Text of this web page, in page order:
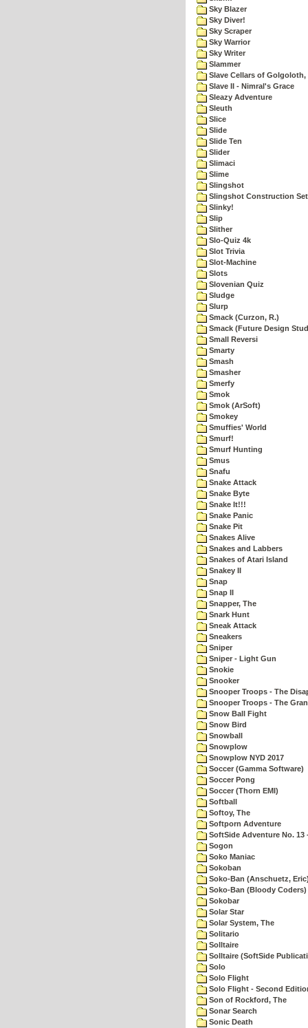
Sky Blazer
Sky Diver!
Sky Scraper
Sky Warrior
Sky Writer
Slammer
Slave Cellars of Golgoloth,
Slave II - Nimral's Grace
Sleazy Adventure
Sleuth
Slice
Slide
Slide Ten
Slider
Slimaci
Slime
Slingshot
Slingshot Construction Set
Slinky!
Slip
Slither
Slo-Quiz 4k
Slot Trivia
Slot-Machine
Slots
Slovenian Quiz
Sludge
Slurp
Smack (Curzon, R.)
Smack (Future Design
Small Reversi
Smarty
Smash
Smasher
Smerfy
Smok
Smok (ArSoft)
Smokey
Smuffies' World
Smurf!
Smurf Hunting
Smus
Snafu
Snake Attack
Snake Byte
Snake It!!!
Snake Panic
Snake Pit
Snakes Alive
Snakes and Labbers
Snakes of Atari Island
Snakey II
Snap
Snap II
Snapper, The
Snark Hunt
Sneak Attack
Sneakers
Sniper
Sniper - Light Gun
Snokie
Snooker
Snooper Troops - The
Snooper Troops - The
Snow Ball Fight
Snow Bird
Snowball
Snowplow
Snowplow NYD 2017
Soccer (Gamma Software)
Soccer Pong
Soccer (Thorn EMI)
Softball
Softoy, The
Softporn Adventure
SoftSide Adventure No. 13
Sogon
Soko Maniac
Sokoban
Soko-Ban (Anschuetz,
Soko-Ban (Bloody Coders)
Sokobar
Solar Star
Solar System, The
Solitario
Solltaire
Solltaire (SoftSide
Solo
Solo Flight
Solo Flight - Second
Son of Rockford, The
Sonar Search
Sonic Death